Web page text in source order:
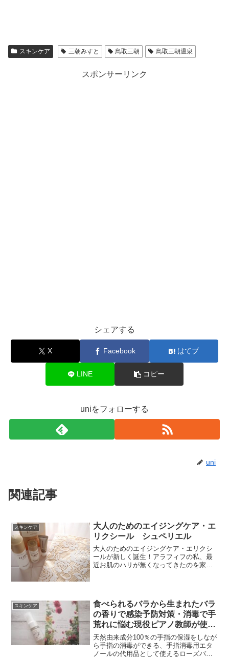
スキンケア 三朝みすと 鳥取三朝 鳥取三朝温泉
スポンサーリンク
シェアする
X Facebook はてブ
LINE コピー
uniをフォローする
uni
関連記事
スキンケア
大人のためのエイジングケア・エ
リクシール シュペリエル
大人のためのエイジングケア・エリクシ
ールが新しく誕生！アラフィフの私、最
近お肌のハリが無くなってきたのを家族
入しました。(adsby...
スキンケア
食べられるバラから生まれたバラ
の香りで感染予防対策・消毒で手
荒れに悩む現役ピアノ教師が使っ
てみた！｜ローズバリアスプレー
天然由来成分100％の手指の保湿をしなが
ら手指の消毒ができる、手指消毒用エタ
ノールの代用品として使えるローズバリ